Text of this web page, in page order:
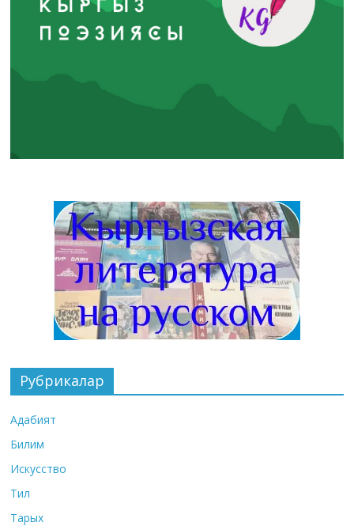
Рубрикалар
Адабият
Билим
Искусство
Тил
Тарых